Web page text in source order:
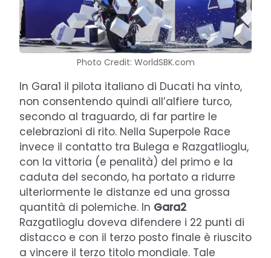
Photo Credit: WorldSBK.com
In Gara1 il pilota italiano di Ducati ha vinto,
non consentendo quindi all’alfiere turco,
secondo al traguardo, di far partire le
celebrazioni di rito. Nella Superpole Race
invece il contatto tra Bulega e Razgatlioglu,
con la vittoria (e penalità) del primo e la
caduta del secondo, ha portato a ridurre
ulteriormente le distanze ed una grossa
quantità di polemiche. In Gara2
Razgatlioglu doveva difendere i 22 punti di
distacco e con il terzo posto finale è riuscito
a vincere il terzo titolo mondiale. Tale